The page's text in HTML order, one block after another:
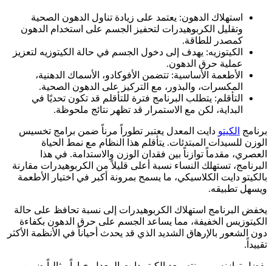
استهلاك الدهون: يعتمد على زيادة تناول الدهون الصحية
وتقليل الكربوهيدرات لتحفيز الجسم على استخدام الدهون
كمصدر للطاقة.
الكيتوزيه: يهدف إلى دخول الجسم في حالة الكيتوزيه لتعزيز
عملية حرق الدهون.
الأطعمة الأساسية: تتضمن الأفوكادو، الأسماك الدهنية،
المكسرات، والبذور، مع التركيز على الدهون الصحية.
التأقلم: يتطلب البرنامج فترة للتأقلم قد تكون تحديًا في
البداية، لكن مع الاستمرار قد تظهر نتائج ملحوظة.
برنامج الكيتو دايت المعدل يعتبر تطوراً مرناً ضمن برامج تخسيس
الوزن للسيدات المبتدئات. يتأقلم هذا النظام مع نمط الحياة
العصري، مقدماً توازناً بين فقدان الوزن والاستدامة. في هذا
البرنامج، تستهلك النساء نسبة أعلى قليلاً من الكربوهيدرات مقارنة
بالكيتو دايت الكلاسيكي، ما يسمح بمرونة أكبر في اختيار الأطعمة
ويسهل تطبيقه.
يخفض البرنامج استهلاك الكربوهيدرات إلى نسبة تحافظ على حالة
الكيتوزيس الخفيفة، مما يساعد الجسم على حرق الدهون بكفاءة
دون الشعور بالإرهاق الشديد الذي قد يحدث أحياناً في الأنظمة الأكثر
تقييداً.